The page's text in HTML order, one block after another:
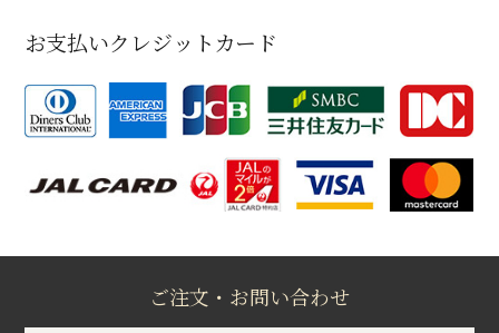
お支払いクレジットカード
ご注文・お問い合わせ